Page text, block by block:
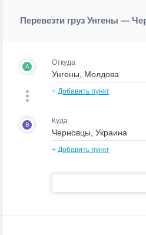
Перевезти груз Унгены —
A Откуда
+ Добавить пункт
B Куда
+ Добавить пункт